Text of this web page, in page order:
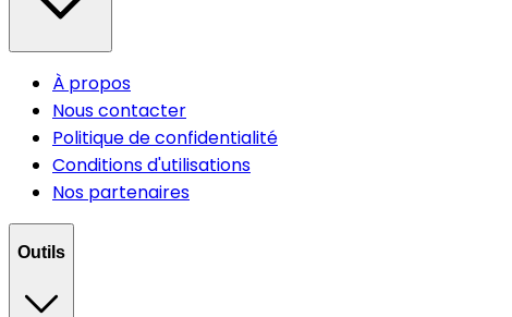
À propos
Nous contacter
Politique de confidentialité
Conditions d'utilisations
Nos partenaires
Outils